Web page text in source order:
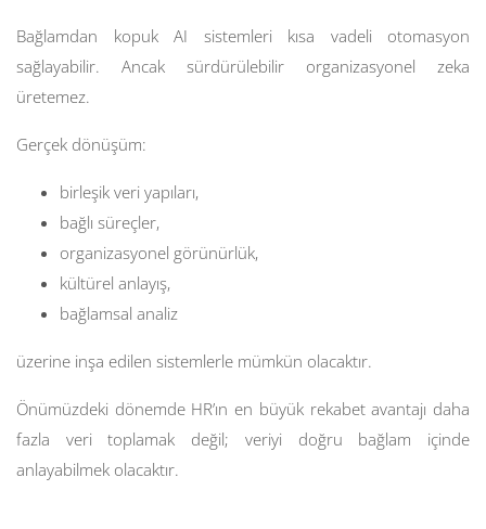
Bağlamdan kopuk AI sistemleri kısa vadeli otomasyon
sağlayabilir. Ancak sürdürülebilir organizasyonel zeka
üretemez.
Gerçek dönüşüm:
birleşik veri yapıları,
bağlı süreçler,
organizasyonel görünürlük,
kültürel anlayış,
bağlamsal analiz
üzerine inşa edilen sistemlerle mümkün olacaktır.
Önümüzdeki dönemde HR’ın en büyük rekabet avantajı daha
fazla veri toplamak değil; veriyi doğru bağlam içinde
anlayabilmek olacaktır.